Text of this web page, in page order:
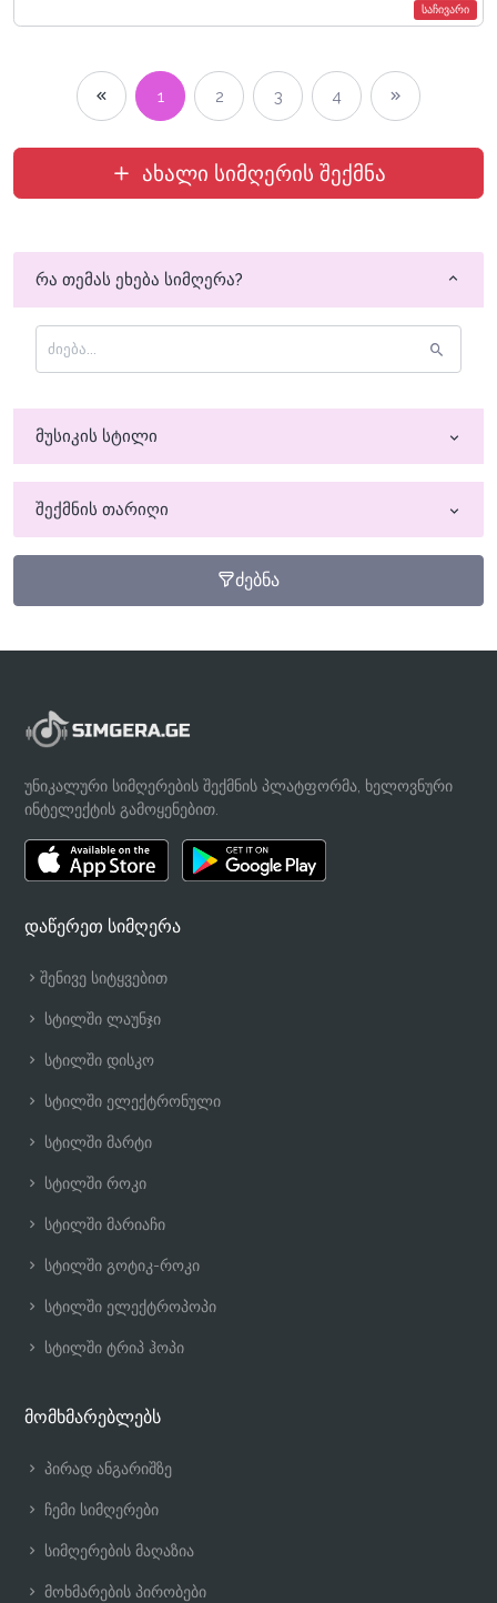
საჩივარი
1 2 3 4
ახალი სიმღერის შექმნა
რა თემას ეხება სიმღერა?
მუსიკის სტილი
შექმნის თარიღი
ძებნა
უნიკალური სიმღერების შექმნის პლატფორმა, ხელოვნური
ინტელექტის გამოყენებით.
დაწერეთ სიმღერა
შენივე სიტყვებით
სტილში ლაუნჯი
სტილში დისკო
სტილში ელექტრონული
სტილში მარტი
სტილში როკი
სტილში მარიაჩი
სტილში გოტიკ-როკი
სტილში ელექტროპოპი
სტილში ტრიპ ჰოპი
მომხმარებლებს
პირად ანგარიშზე
ჩემი სიმღერები
სიმღერების მაღაზია
მოხმარების პირობები